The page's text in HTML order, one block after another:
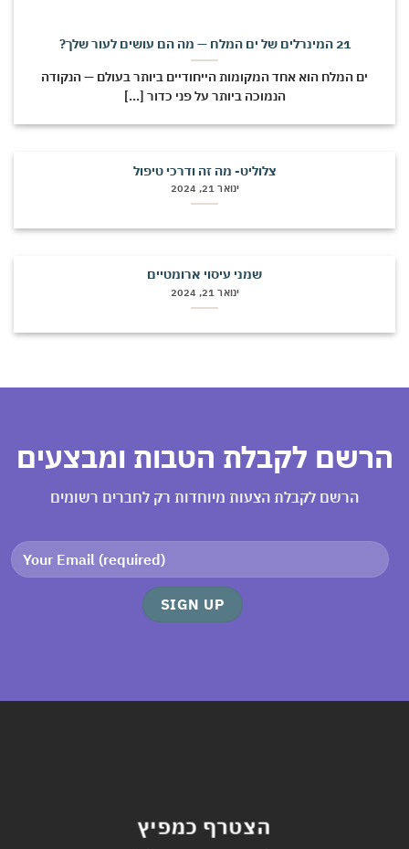
ים המלח הוא אחד המקומות הייחודיים ביותר בעולם — הנקודה
הנמוכה ביותר על פני כדור [...]
צלוליט- מה זה ודרכי טיפול
שמני עיסוי ארומטיים
לקבלת הטבות ומבצעים
הרשם לקבלת הצעות מיוחדות רק לחברים רשומים
הצטרף כמפיץ